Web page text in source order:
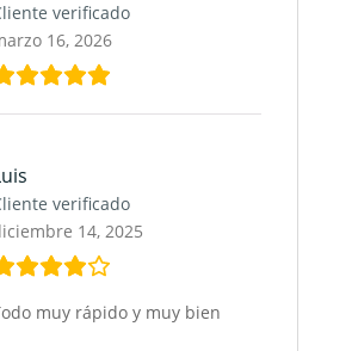
verificado
16, 2026
verificado
14, 2025
muy rápido y muy bien